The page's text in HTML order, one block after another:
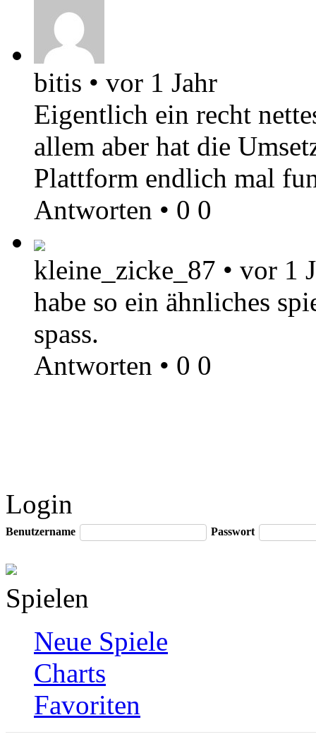
bitis • vor 1 Jahr
Eigentlich ein recht
allem aber hat die
Plattform endlich mal
Antworten • 0 0
kleine_zicke_87 • vor 1
habe so ein ähnliches
spass.
Antworten • 0 0
Login
Benutzername Passwort
Spielen
Neue Spiele
Charts
Favoriten